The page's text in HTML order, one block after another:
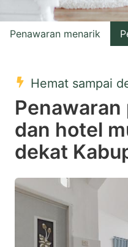
with
the
select
a
date.
Press
question
mark
key
to
Penawaran menarik
Hemat sampai
dan hotel
dekat